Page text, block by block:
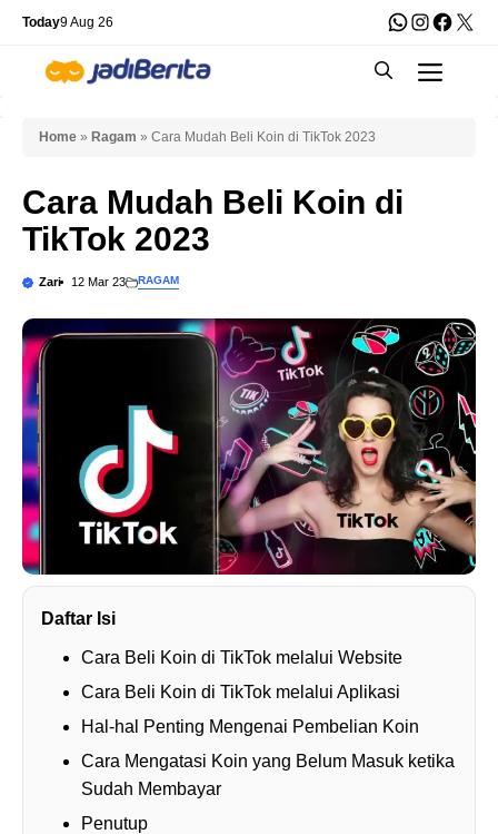
Skip
content
Today9 Aug 26 WhatsApp
X
Home » Ragam » Cara Mudah Beli Koin di TikTok 2023
Cara Mudah Beli Koin di
TikTok 2023
Zari 12 Mar 23 RAGAM
Daftar Isi
Cara Beli Koin di TikTok melalui Website
Cara Beli Koin di TikTok melalui Aplikasi
Hal-hal Penting Mengenai Pembelian Koin
Cara Mengatasi Koin yang Belum Masuk ketika
Sudah Membayar
Penutup